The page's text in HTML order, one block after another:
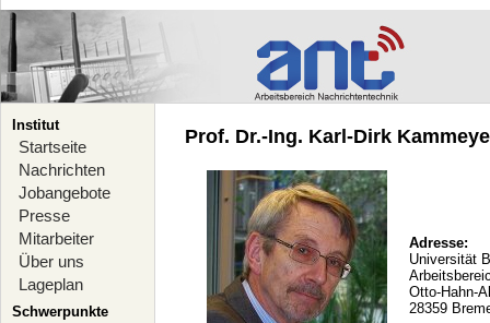
Institut
Startseite
Nachrichten
Jobangebote
Presse
Mitarbeiter
Über uns
Lageplan
Schwerpunkte
Prof. Dr.-Ing. Karl-Dirk
Adresse:
Universität
Otto-Hahn-
28359